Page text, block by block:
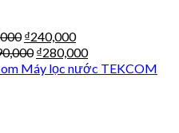
₫240,000
₫280,000
Máy lọc nước TEKCOM